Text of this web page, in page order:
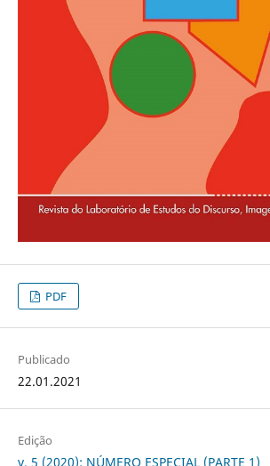
PDF
Publicado
22.01.2021
Edição
v. 5 (2020): NÚMERO ESPECIAL (PARTE 1)